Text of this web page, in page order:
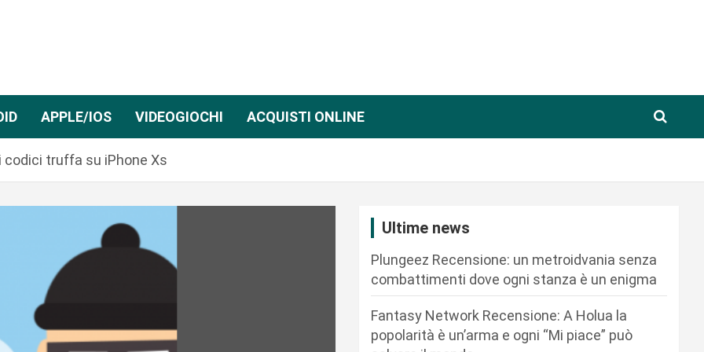
APPLE/IOS VIDEOGIOCHI ACQUISTI ONLINE
codici truffa su iPhone Xs
Ultime news
Plungeez Recensione: un metroidvania senza
combattimenti dove ogni stanza è un enigma
Fantasy Network Recensione: A Holua la
popolarità è un’arma e ogni “Mi piace” può